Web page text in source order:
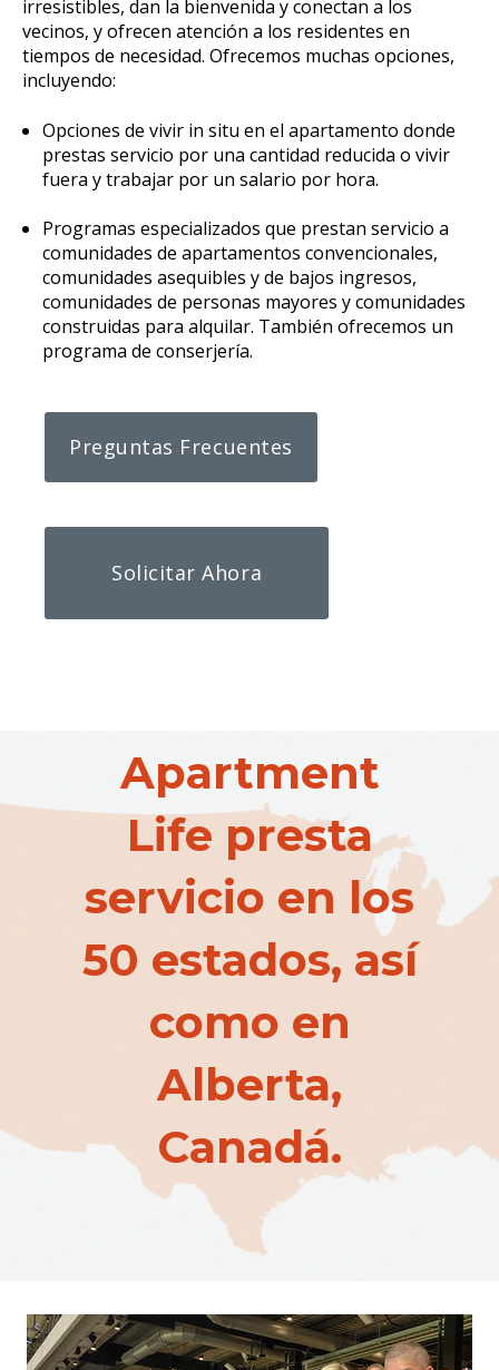
irresistibles, dan la bienvenida y conectan a los
vecinos, y ofrecen atención a los residentes en
tiempos de necesidad. Ofrecemos muchas opciones,
incluyendo:
Opciones de vivir in situ en el apartamento donde
prestas servicio por una cantidad reducida o vivir
fuera y trabajar por un salario por hora.
Programas especializados que prestan servicio a
comunidades de apartamentos convencionales,
comunidades asequibles y de bajos ingresos,
comunidades de personas mayores y comunidades
construidas para alquilar. También ofrecemos un
programa de conserjería.
Preguntas Frecuentes
Solicitar Ahora
Apartment
Life presta
servicio en los
50 estados, así
como en
Alberta,
Canadá.